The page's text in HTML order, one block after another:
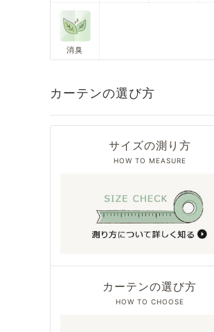
消臭
カーテンの選び方
サイズの測り方
HOW TO MEASURE
カーテンの選び方
HOW TO CHOOSE